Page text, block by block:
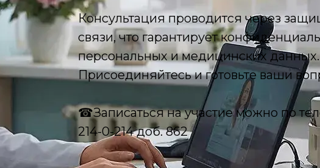
Консультация проводится через
связи, что гарантирует
персональных и медицинских данных.
Присоединяйтесь и готовьте ваши
☎Записаться на участие можно по
214-0-214 доб. 862